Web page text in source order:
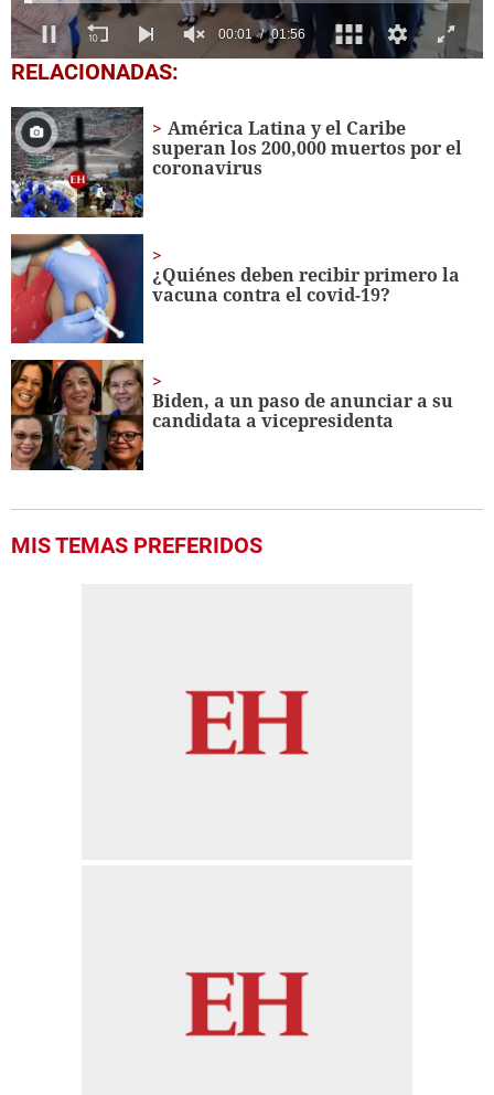
0
seconds
1
minute,
56
seconds
RELACIONADAS:
América Latina y el Caribe
superan los 200,000 muertos por el
coronavirus
¿Quiénes deben recibir primero la
vacuna contra el covid-19?
Biden, a un paso de anunciar a su
candidata a vicepresidenta
MIS TEMAS PREFERIDOS